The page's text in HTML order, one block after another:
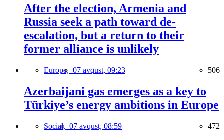
After the election, Armenia and
Russia seek a path toward de-
escalation, but a return to their
former alliance is unlikely
Europe, 07 avqust, 09:23 506
Azerbaijani gas emerges as a key to
Türkiye’s energy ambitions in Europe
Social, 07 avqust, 08:59 472